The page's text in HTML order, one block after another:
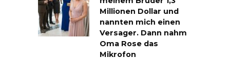
Millionen Dollar und
nannten mich einen
Versager. Dann nahm
Oma Rose das
Mikrofon